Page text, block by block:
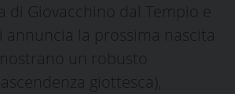
di Giovacchino dal Tempio e
annuncia la prossima nascita
un robusto
giottesca),